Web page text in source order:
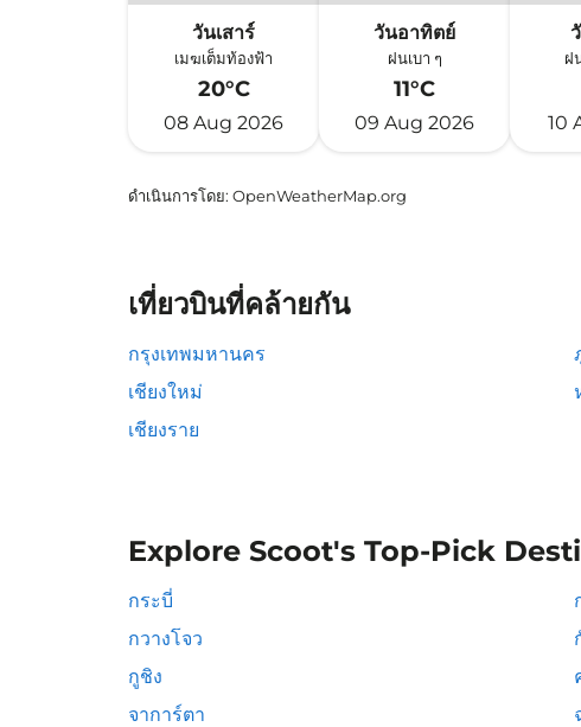
วันเสาร์
เมฆเต็มท้องฟ้า
20°C
08 Aug 2026
วันอาทิตย์
ฝนเบา ๆ
11°C
09 Aug 2026
ฝ
10
ดำเนินการโดย: OpenWeatherMap.org
เที่ยวบินที่คล้ายกัน
กรุงเทพมหานคร
เชียงใหม่
เชียงราย
Explore Scoot's Top-Pick
กระบี่
กวางโจว
กูชิง
จาการ์ตา